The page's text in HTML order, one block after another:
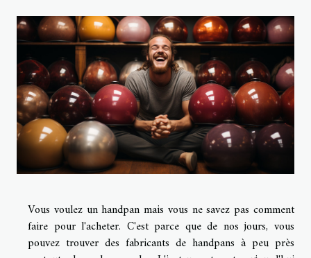
Vous voulez un handpan mais vous ne savez pas comment
faire pour l'acheter. C'est parce que de nos jours, vous
pouvez trouver des fabricants de handpans à peu près